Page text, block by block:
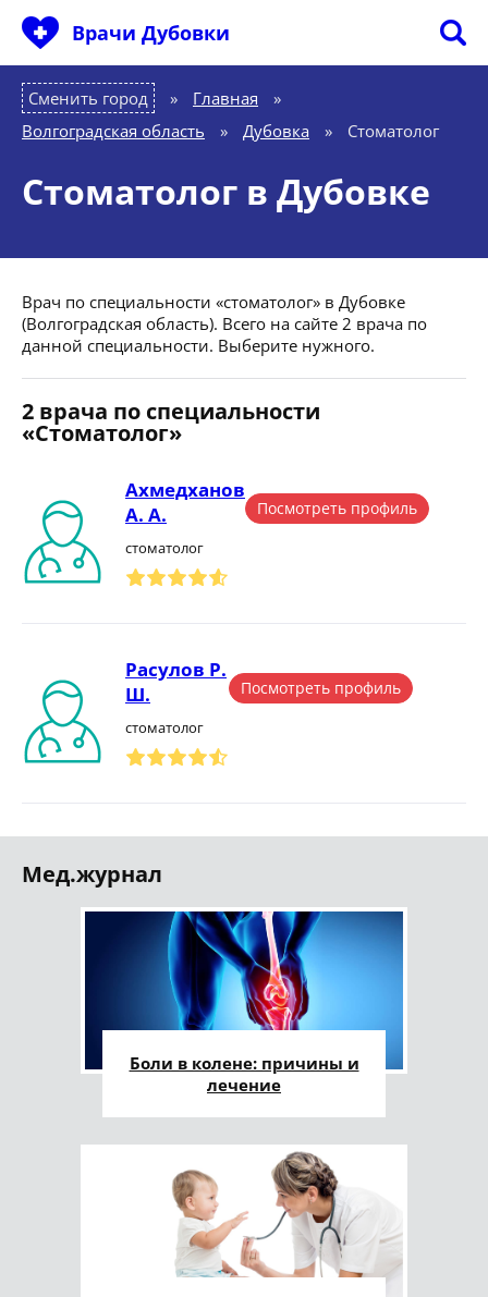
Врачи Дубовки
Сменить город Главная
»
Волгоградская область
» Дубовка » Стоматолог
Стоматолог в Дубовке
Врач по специальности «стоматолог» в Дубовке
(Волгоградская область). Всего на сайте 2 врача по
данной специальности. Выберите нужного.
2 врача по специальности
«Стоматолог»
Ахмедханов
А. А.
стоматолог
Посмотреть профиль
Расулов Р.
Ш.
стоматолог
Посмотреть профиль
Мед.журнал
Боли в колене: причины и
лечение